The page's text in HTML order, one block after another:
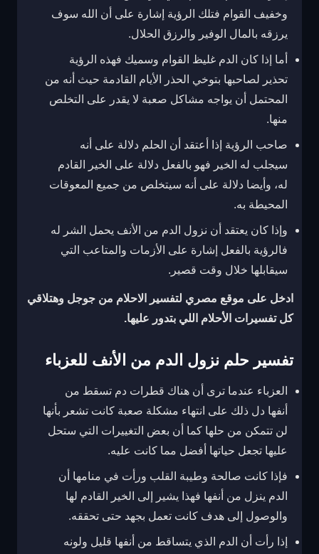
وخفيف القوام فتلك الرؤية إشارة على أن الله سوف
يرزقه بالمال الوفير والرزق الحلال.
أما إذا كان الدم غليظ القوام وسميك فهذه الرؤية
تحذير لصاحبها بتوخي الحذر الأيام القادمة حيث أنه من
المحتمل أن يواجه مشاكل صعبة لا يقدر على التخلص
منها.
صاحب الرؤية إذا أعتقد أن الحلم دلالة على أنه
سيجلب له الخير فهو بالفعل دلالة على الخير القادم
له، وأيضا دلالة على أنه سيتخلص من جميع المعوقات
المحيطة به.
وإذا كان يعتقد أن نزول الدم من الأنف يحمل الشر له
فالرؤية بالفعل إشارة على الأزمات والمتاعب التي
سيقابلها خلال وقت قصير.
ادخل على موقع مصري لتفسير الاحلام من جوجل وهتلاقي
كل تفسيرات الأحلام اللي بتدور عليها.
تفسير حلم نزول الدم من الأنف للعزباء
العزباء عندما ترى أن هناك قطرات دم تسقط من
أنفها دل ذلك على انتهاء مشكلة صعبة كانت تشعر بأنها
لن تتمكن من حلها كما أن بعض التغييرات التي ستحل
عليها تجعل حياتها أفضل مما كانت عليه.
فإذا كانت صالحة وطيبة القلب ورأت في منامها أن
الدم ينزل من أنفها فهذا يشير إلى الخير القادم لها
والوصول إلى هدف كانت تعمل بجهد حتى تحققه.
إذا رأت أن الدم الذي يتساقط من أنفها قليل ولونه